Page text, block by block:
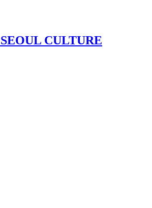
CULTURE